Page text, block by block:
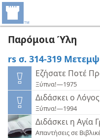
Παρόμοια Ύλη
rs σ. 314-319
Εζήσατε Ποτέ
Ξύπνα!—1975
Διδάσκει ο
Ξύπνα!—1994
Διδάσκει η
Απαντήσεις σε